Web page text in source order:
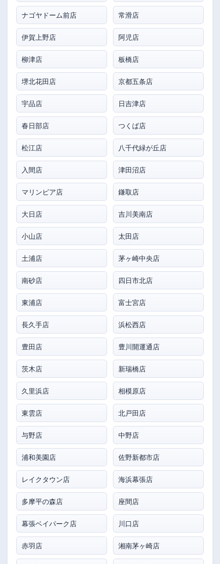
ナゴヤドーム前店 常滑店
伊賀上野店 阿児店
柳津店 板橋店
堺北花田店 京都五条店
宇品店 日吉津店
春日部店 つくば店
松江店 八千代緑が丘店
入間店 津田沼店
マリンピア店 鎌取店
大日店 吉川美南店
小山店 太田店
土浦店 茅ヶ崎中央店
南砂店 四日市北店
東浦店 富士宮店
長久手店 浜松西店
豊田店 豊川開運通店
茨木店 新瑞橋店
久里浜店 相模原店
東雲店 北戸田店
与野店 中野店
浦和美園店 佐野新都市店
レイクタウン店 海浜幕張店
多摩平の森店 座間店
幕張ベイパーク店 川口店
赤羽店 湘南茅ヶ崎店